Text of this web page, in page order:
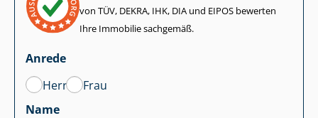
von TÜV, DEKRA, IHK, DIA und EIPOS bewerten
Ihre Immobilie sachgemäß.
Anrede
Herr
Frau
Name